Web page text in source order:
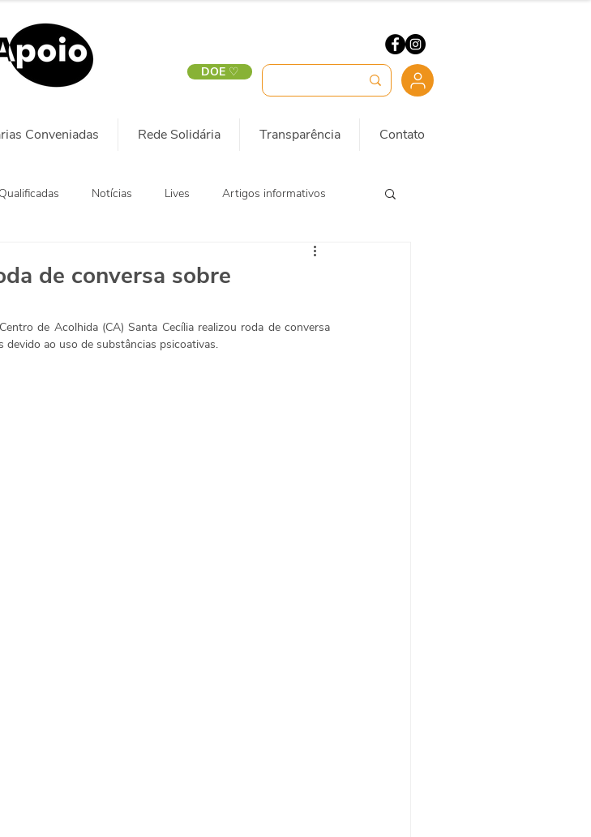
DOE ♡
Conveniadas Rede Solidária Transparência Contato
Notícias Lives Artigos informativos
de conversa sobre
de Acolhida (CA) Santa Cecília realizou roda de conversa
ao uso de substâncias psicoativas.